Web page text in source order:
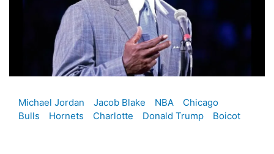
Michael Jordan Jacob Blake NBA
Chicago
Bulls
Hornets Charlotte Donald Trump Boicot